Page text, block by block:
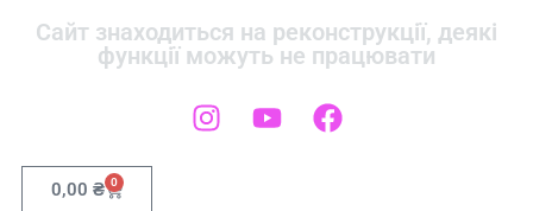
Сайт знаходиться на реконструкції, деякі
функції можуть не працювати
0,00 ₴ 0